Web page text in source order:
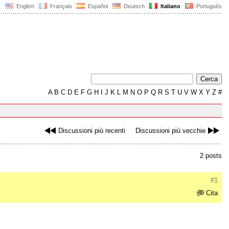
English Français Español Deutsch Italiano Português
AB C D E F G H J K L M N O P Q R S T U V W X Y Z #
Discussioni più recenti Discussioni più vecchie
2 posts
#1
Cita